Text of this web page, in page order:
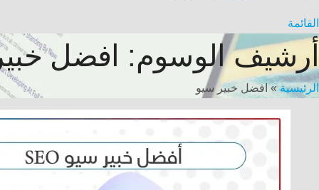
القائمة
أرشيف الوسوم: افضل
الرئيسية»افضل خبير سيو